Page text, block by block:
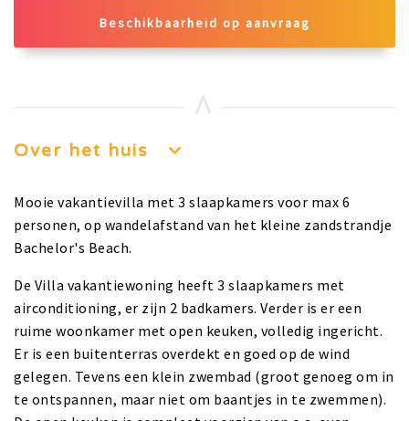
Beschikbaarheid op aanvraag
Over het huis
Mooie vakantievilla met 3 slaapkamers voor max 6
personen, op wandelafstand van het kleine zandstrandje
Bachelor's Beach.
De Villa vakantiewoning heeft 3 slaapkamers met
airconditioning, er zijn 2 badkamers. Verder is er een
ruime woonkamer met open keuken, volledig ingericht.
Er is een buitenterras overdekt en goed op de wind
gelegen. Tevens een klein zwembad (groot genoeg om in
te ontspannen, maar niet om baantjes in te zwemmen).